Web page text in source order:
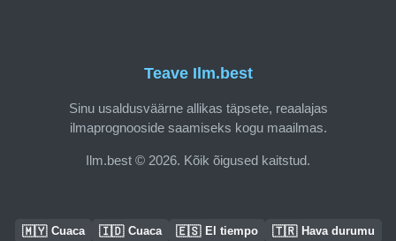
Teave Ilm.best
Sinu usaldusväärne allikas täpsete, reaalajas
ilmaprognooside saamiseks kogu maailmas.
Ilm.best © 2026. Kõik õigused kaitstud.
🇲🇾 Cuaca 🇮🇩 Cuaca 🇪🇸 El tiempo 🇹🇷 Hava durumu